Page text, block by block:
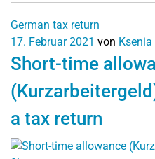
German tax return
17. Februar 2021 von
Short-time
a tax return